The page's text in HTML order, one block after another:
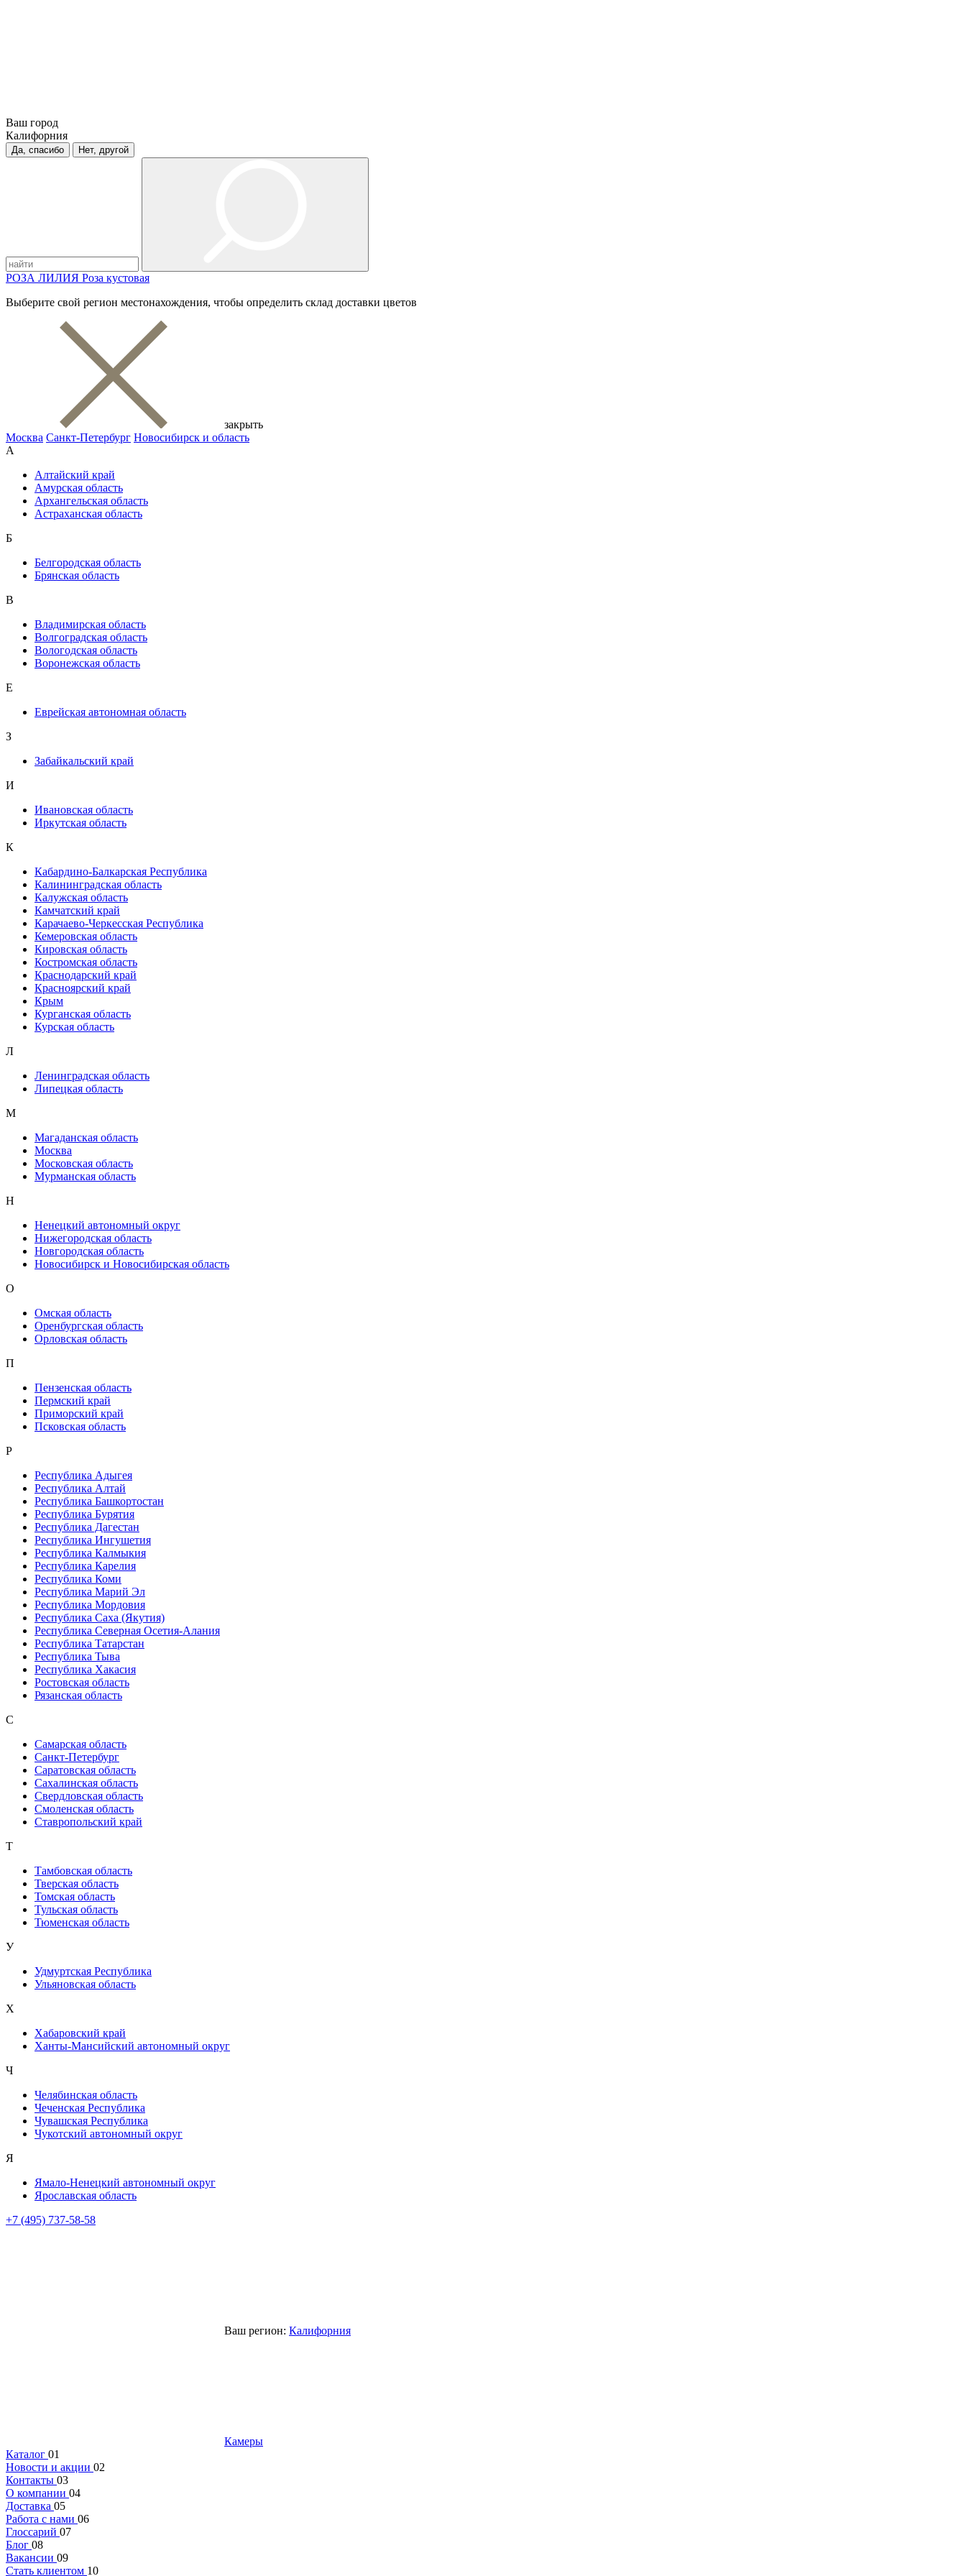
Ваш город
Калифорния
Да, спасибо Нет, другой
РОЗА ЛИЛИЯ Роза кустовая
Выберите свой регион местонахождения, чтобы определить склад доставки цветов
закрыть
Москва Санкт-Петербург Новосибирск и область
А
Алтайский край
Амурская область
Архангельская область
Астраханская область
Б
Белгородская область
Брянская область
В
Владимирская область
Волгоградская область
Вологодская область
Воронежская область
Е
Еврейская автономная область
З
Забайкальский край
И
Ивановская область
Иркутская область
К
Кабардино-Балкарская Республика
Калининградская область
Калужская область
Камчатский край
Карачаево-Черкесская Республика
Кемеровская область
Кировская область
Костромская область
Краснодарский край
Красноярский край
Крым
Курганская область
Курская область
Л
Ленинградская область
Липецкая область
М
Магаданская область
Москва
Московская область
Мурманская область
Н
Ненецкий автономный округ
Нижегородская область
Новгородская область
Новосибирск и Новосибирская область
О
Омская область
Оренбургская область
Орловская область
П
Пензенская область
Пермский край
Приморский край
Псковская область
Р
Республика Адыгея
Республика Алтай
Республика Башкортостан
Республика Бурятия
Республика Дагестан
Республика Ингушетия
Республика Калмыкия
Республика Карелия
Республика Коми
Республика Марий Эл
Республика Мордовия
Республика Саха (Якутия)
Республика Северная Осетия-Алания
Республика Татарстан
Республика Тыва
Республика Хакасия
Ростовская область
Рязанская область
С
Самарская область
Санкт-Петербург
Саратовская область
Сахалинская область
Свердловская область
Смоленская область
Ставропольский край
Т
Тамбовская область
Тверская область
Томская область
Тульская область
Тюменская область
У
Удмуртская Республика
Ульяновская область
Х
Хабаровский край
Ханты-Мансийский автономный округ
Ч
Челябинская область
Чеченская Республика
Чувашская Республика
Чукотский автономный округ
Я
Ямало-Ненецкий автономный округ
Ярославская область
+7 (495) 737-58-58
Ваш регион: Калифорния
Камеры
Каталог 01
Новости и акции 02
Контакты 03
О компании 04
Доставка 05
Работа с нами 06
Глоссарий 07
Блог 08
Вакансии 09
Стать клиентом 10